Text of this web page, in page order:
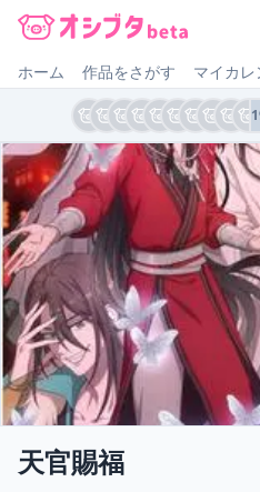
ホーム 作品をさがす マイカレ
天官賜福